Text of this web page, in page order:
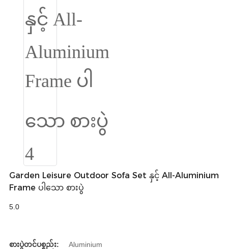
தமிழ்
Garden Leisure Outdoor Sofa Set နှင့် All-Aluminium
Frame ပါသော စားပွဲ
5.0
စားပွဲတင်ပစ္စည်း: Aluminium